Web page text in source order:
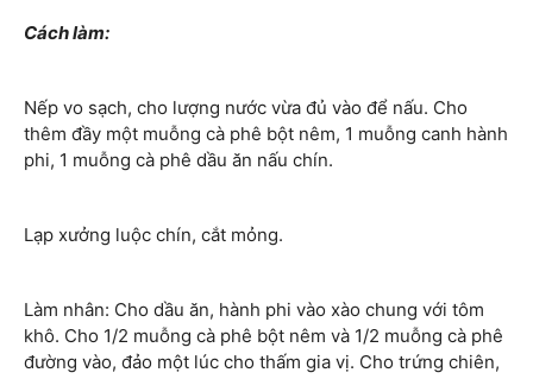
Cách làm:
Nếp vo sạch, cho lượng nước vừa đủ vào để nấu. Cho
thêm đầy một muỗng cà phê bột nêm, 1 muỗng canh hành
phi, 1 muỗng cà phê dầu ăn nấu chín.
Lạp xưởng luộc chín, cắt mỏng.
Làm nhân: Cho dầu ăn, hành phi vào xào chung với tôm
khô. Cho 1/2 muỗng cà phê bột nêm và 1/2 muỗng cà phê
đường vào, đảo một lúc cho thấm gia vị. Cho trứng chiên,